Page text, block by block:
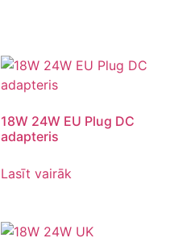
18W 24W EU Plug DC
adapteris
Lasīt vairāk